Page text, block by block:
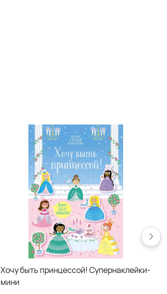
Хочу быть принцессой! Супернаклейки-
мини